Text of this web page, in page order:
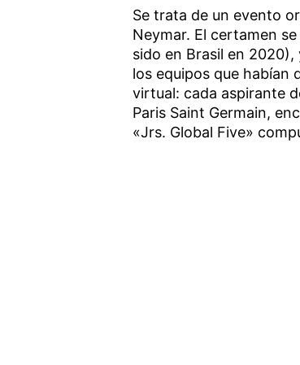
Se trata de un evento
Neymar. El certamen
sido en Brasil en
los equipos que habían
virtual: cada aspirante
Paris Saint Germain,
«Jrs. Global Five»